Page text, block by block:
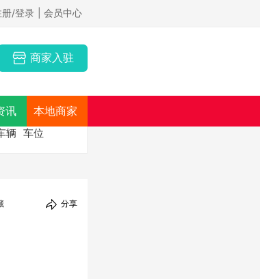
册/登录 | 会员中心
商家入驻
讯 本地商家
辆 车位
分享